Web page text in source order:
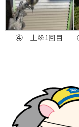
④ 上塗1回目